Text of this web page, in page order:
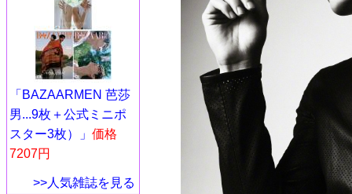
「BAZAARMEN 芭莎
男...9枚＋公式ミニポ
スター3枚）」 価格
7207円
>>人気雑誌を見る